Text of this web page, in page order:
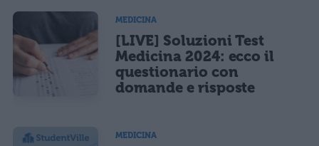
MEDICINA
[LIVE] Soluzioni Test
Medicina 2024: ecco il
questionario con
domande e risposte
MEDICINA